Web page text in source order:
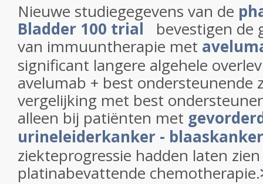
Nieuwe studiegegevens van de
Bladder 100 trial
bevestigen de
van immuuntherapie met
significant langere algehele
avelumab + best ondersteunende
vergelijking met best
alleen bij patiënten met
urineleiderkanker - blaaskanker
ziekteprogressie hadden laten
platinabevattende chemotherapie.